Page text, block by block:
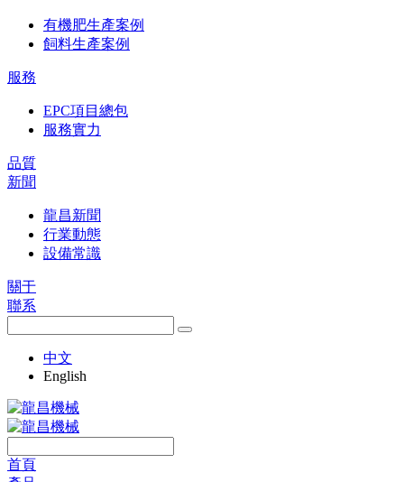
有機肥生產案例
飼料生產案例
服務
EPC項目總包
服務實力
品質
新聞
龍昌新聞
行業動態
設備常識
關于
聯系
中文
English
首頁